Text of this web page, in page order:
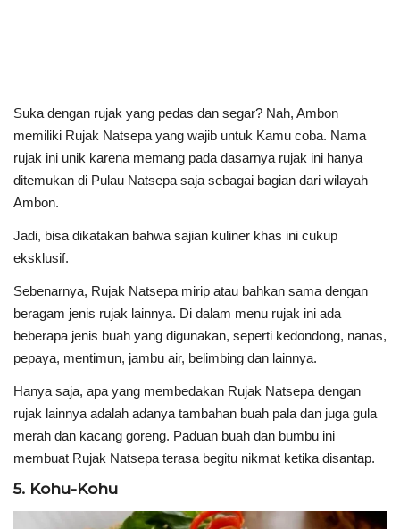
Suka dengan rujak yang pedas dan segar? Nah, Ambon
memiliki Rujak Natsepa yang wajib untuk Kamu coba. Nama
rujak ini unik karena memang pada dasarnya rujak ini hanya
ditemukan di Pulau Natsepa saja sebagai bagian dari wilayah
Ambon.
Jadi, bisa dikatakan bahwa sajian kuliner khas ini cukup
eksklusif.
Sebenarnya, Rujak Natsepa mirip atau bahkan sama dengan
beragam jenis rujak lainnya. Di dalam menu rujak ini ada
beberapa jenis buah yang digunakan, seperti kedondong, nanas,
pepaya, mentimun, jambu air, belimbing dan lainnya.
Hanya saja, apa yang membedakan Rujak Natsepa dengan
rujak lainnya adalah adanya tambahan buah pala dan juga gula
merah dan kacang goreng. Paduan buah dan bumbu ini
membuat Rujak Natsepa terasa begitu nikmat ketika disantap.
5. Kohu-Kohu